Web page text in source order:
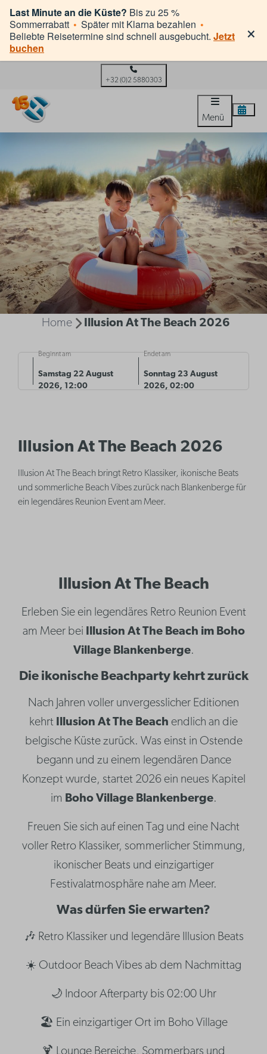
Last Minute an die Küste? Bis zu 25 %
Sommerrabatt • Später mit Klarna bezahlen •
Beliebte Reisetermine sind schnell ausgebucht. Jetzt
buchen
×
+32 (0)2 5880303
Menü
Home Illusion At The Beach 2026
Beginnt am
Samstag 22 August
2026, 12:00
Endet am
Sonntag 23 August
2026, 02:00
Illusion At The Beach 2026
Illusion At The Beach bringt Retro Klassiker, ikonische Beats
und sommerliche Beach Vibes zurück nach Blankenberge für
ein legendäres Reunion Event am Meer.
Illusion At The Beach
Erleben Sie ein legendäres Retro Reunion Event
am Meer bei Illusion At The Beach im Boho
Village Blankenberge.
Die ikonische Beachparty kehrt zurück
Nach Jahren voller unvergesslicher Editionen
kehrt Illusion At The Beach endlich an die
belgische Küste zurück. Was einst in Ostende
begann und zu einem legendären Dance
Konzept wurde, startet 2026 ein neues Kapitel
im Boho Village Blankenberge.
Freuen Sie sich auf einen Tag und eine Nacht
voller Retro Klassiker, sommerlicher Stimmung,
ikonischer Beats und einzigartiger
Festivalatmosphäre nahe am Meer.
Was dürfen Sie erwarten?
🎶 Retro Klassiker und legendäre Illusion Beats
☀️ Outdoor Beach Vibes ab dem Nachmittag
🌙 Indoor Afterparty bis 02:00 Uhr
🏖️ Ein einzigartiger Ort im Boho Village